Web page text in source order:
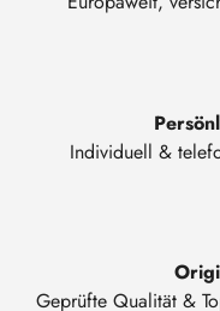
Individuell &
Geprüfte Qualität &